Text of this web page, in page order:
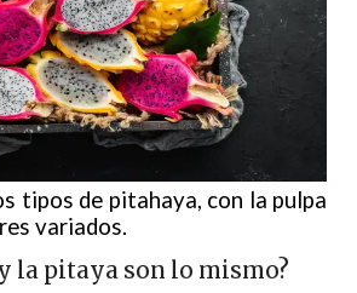
tipos de pitahaya, con la pulpa
variados.
la pitaya son lo mismo?